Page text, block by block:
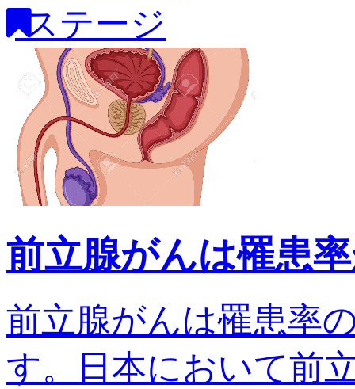
ステージ
前立腺がんは罹患
前立腺がんは罹患率
す。日本において前